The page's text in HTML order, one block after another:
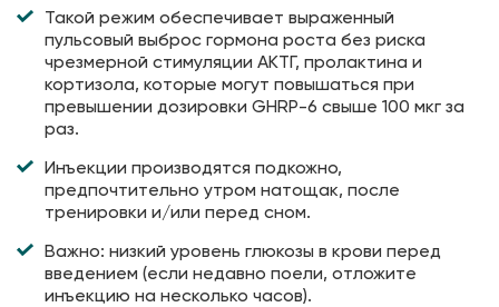
Такой режим обеспечивает выраженный
пульсовый выброс гормона роста без риска
чрезмерной стимуляции АКТГ, пролактина и
кортизола, которые могут повышаться при
превышении дозировки GHRP-6 свыше 100 мкг за
раз.
Инъекции производятся подкожно,
предпочтительно утром натощак, после
тренировки и/или перед сном.
Важно: низкий уровень глюкозы в крови перед
введением (если недавно поели, отложите
инъекцию на несколько часов).